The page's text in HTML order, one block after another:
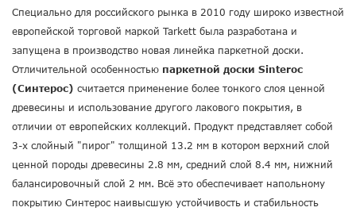
Специально для российского рынка в 2010 году широко известной
европейской торговой маркой Tarkett была разработана и
запущена в производство новая линейка паркетной доски.
Отличительной особенностью паркетной доски Sinteroc
(Синтерос) считается применение более тонкого слоя ценной
древесины и использование другого лакового покрытия, в
отличии от европейских коллекций. Продукт представляет собой
3-х слойный "пирог" толщиной 13.2 мм в котором верхний слой
ценной породы древесины 2.8 мм, средний слой 8.4 мм, нижний
балансировочный слой 2 мм. Всё это обеспечивает напольному
покрытию Синтерос наивысшую устойчивость и стабильность